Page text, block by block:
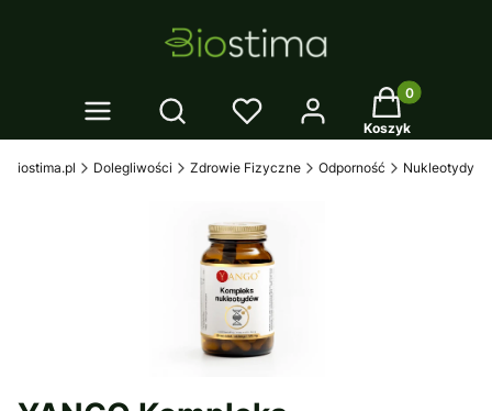
Otwórz wyszukiwarkę Twój koszyk:
Koszyk
biostima.pl Dolegliwości Zdrowie Fizyczne Odporność Nukleotydy